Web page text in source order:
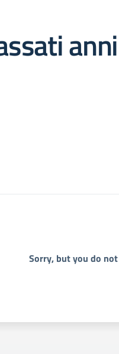
anni
Sorry, but you do